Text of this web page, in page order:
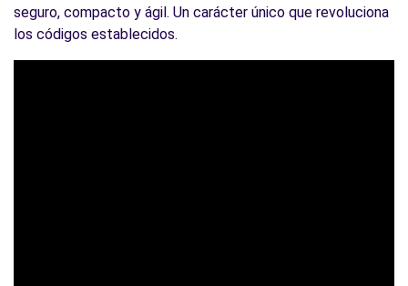
seguro, compacto y ágil. Un carácter único que revoluciona
los códigos establecidos.